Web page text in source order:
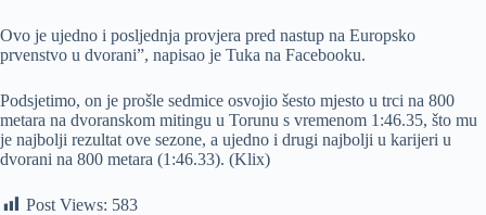
Ovo je ujedno i posljednja provjera pred nastup na Europsko
prvenstvo u dvorani”, napisao je Tuka na Facebooku.
Podsjetimo, on je prošle sedmice osvojio šesto mjesto u trci na 800
metara na dvoranskom mitingu u Torunu s vremenom 1:46.35, što mu
je najbolji rezultat ove sezone, a ujedno i drugi najbolji u karijeri u
dvorani na 800 metara (1:46.33). (Klix)
Post Views: 583